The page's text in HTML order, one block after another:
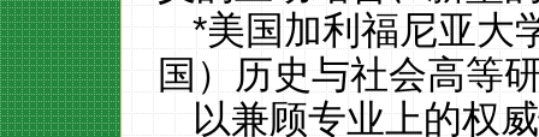
*美国加利福尼亚大
国）历史与社会高等
以兼顾专业上的权